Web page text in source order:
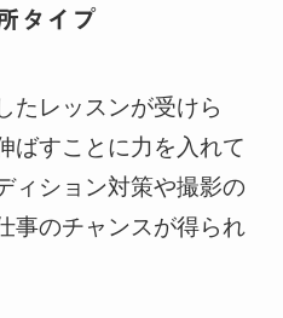
タイプ
たレッスンが受けら
ばすことに力を入れて
ィション対策や撮影の
事のチャンスが得られ